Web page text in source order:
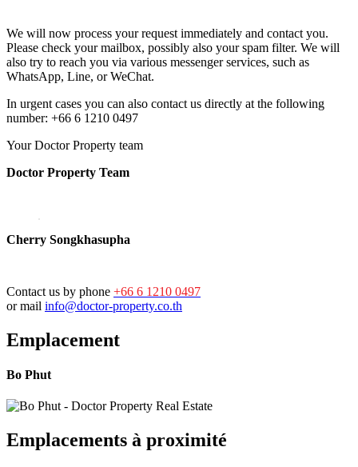
We will now process your request immediately and contact you.
Please check your mailbox, possibly also your spam filter. We will
also try to reach you via various messenger services, such as
WhatsApp, Line, or WeChat.
In urgent cases you can also contact us directly at the following
number: +66 6 1210 0497
Your Doctor Property team
Doctor Property Team
Cherry Songkhasupha
Contact us by phone +66 6 1210 0497
or mail info@doctor-property.co.th
Emplacement
Bo Phut
Emplacements à proximité